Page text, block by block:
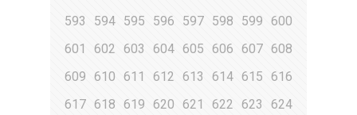
593
594 595 596 597 598 599
600
601
602 603 604 605 606 607 608
609
610 611 612 613 614 615
616
617 618 619 620 621 622 623
624